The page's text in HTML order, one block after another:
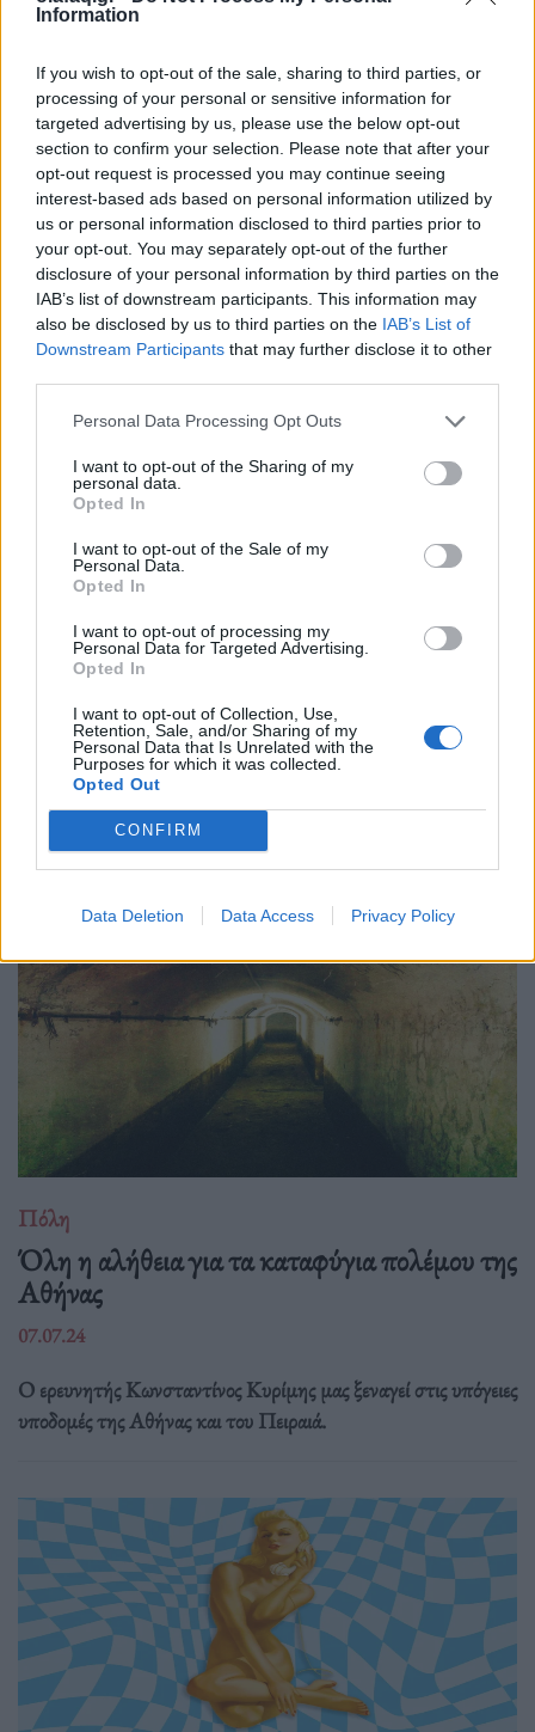
Information
If you wish to opt-out of the sale, sharing to third parties, or
processing of your personal or sensitive information for
targeted advertising by us, please use the below opt-out
section to confirm your selection. Please note that after your
opt-out request is processed you may continue seeing
interest-based ads based on personal information utilized by
us or personal information disclosed to third parties prior to
your opt-out. You may separately opt-out of the further
disclosure of your personal information by third parties on the
IAB’s list of downstream participants. This information may
also be disclosed by us to third parties on the IAB’s List of
Downstream Participants that may further disclose it to other
Personal Data Processing Opt Outs
I want to opt-out of the Sharing of my
personal data.
Opted In
I want to opt-out of the Sale of my
Personal Data.
Opted In
I want to opt-out of processing my
Personal Data for Targeted Advertising.
Opted In
I want to opt-out of Collection, Use,
Retention, Sale, and/or Sharing of my
Personal Data that Is Unrelated with the
Purposes for which it was collected.
Opted Out
CONFIRM
Data Deletion Data Access Privacy Policy
Πόλη
Η πόλη των 30 λεπτών: Βιώσιμο σχέδιο ή
ουτοπία;
26.11.25
Η "πόλη των 30 Λεπτών" υπόσχεται μια καθημερινότητα
όπου τα πάντα βρίσκονται δίπλα μας, όμως μπορεί μια ιδέα
βιώσιμης εγγύτητας να εφαρμοστεί σε ένα χαοτικό αστικό
τοπίο όπως η Αθήνα ή παραμένει μια ο
Τα σιωπηλά γλυπτά των Αθηνών
16.07.24
Μια χαρτογράφηση της πόλης μέσα από μερικά γνωστά
αγάλματά της.
Πόλη
Όλη η αλήθεια για τα καταφύγια πολέμου της
Αθήνας
07.07.24
Ο ερευνητής Κωνσταντίνος Κυρίμης μας ξεναγεί στις υπόγειες
υποδομές της Αθήνας και του Πειραιά.